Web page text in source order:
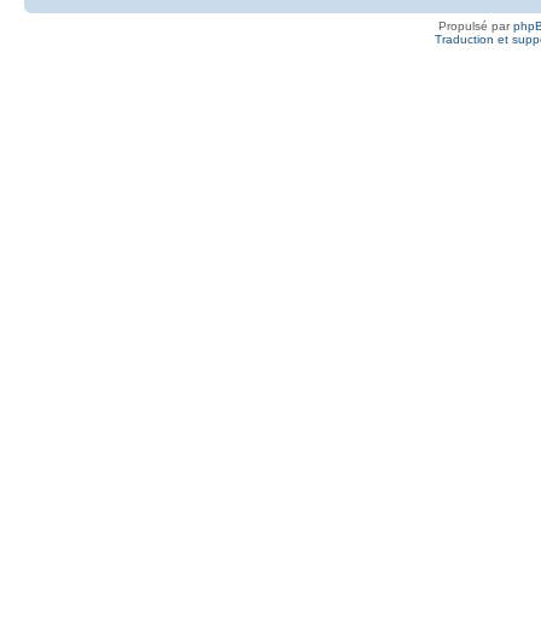
Propulsé par
Traduction et